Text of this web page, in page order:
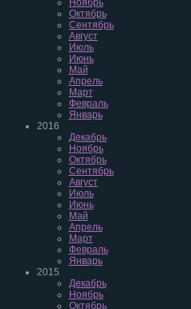
Ноябрь
Октябрь
Сентябрь
Август
Июль
Июнь
Май
Апрель
Март
Февраль
Январь
2016
Декабрь
Ноябрь
Октябрь
Сентябрь
Август
Июль
Июнь
Май
Апрель
Март
Февраль
Январь
2015
Декабрь
Ноябрь
Октябрь